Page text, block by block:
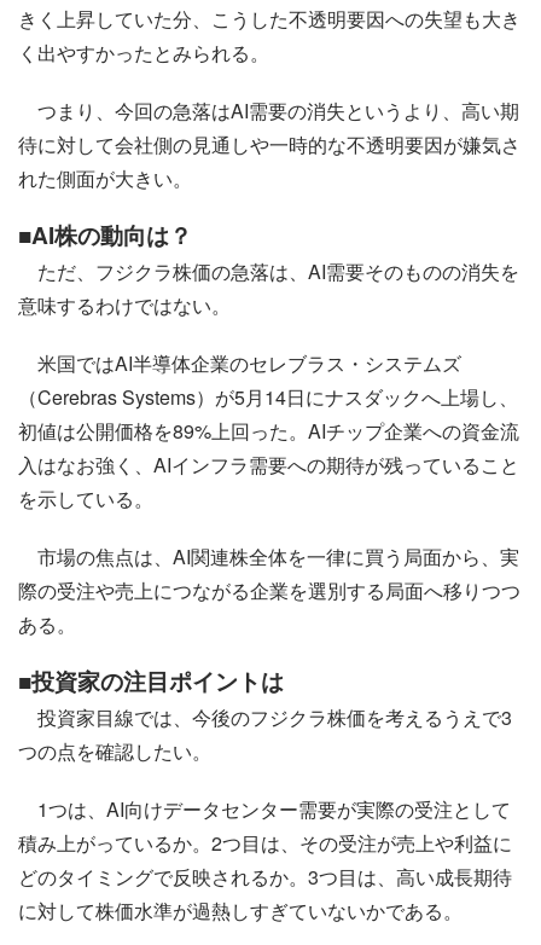
きく上昇していた分、こうした不透明要因への失望も大き
く出やすかったとみられる。
つまり、今回の急落はAI需要の消失というより、高い期
待に対して会社側の見通しや一時的な不透明要因が嫌気さ
れた側面が大きい。
■AI株の動向は？
ただ、フジクラ株価の急落は、AI需要そのものの消失を
意味するわけではない。
米国ではAI半導体企業のセレブラス・システムズ
（Cerebras Systems）が5月14日にナスダックへ上場し、
初値は公開価格を89%上回った。AIチップ企業への資金流
入はなお強く、AIインフラ需要への期待が残っていること
を示している。
市場の焦点は、AI関連株全体を一律に買う局面から、実
際の受注や売上につながる企業を選別する局面へ移りつつ
ある。
■投資家の注目ポイントは
投資家目線では、今後のフジクラ株価を考えるうえで3
つの点を確認したい。
1つは、AI向けデータセンター需要が実際の受注として
積み上がっているか。2つ目は、その受注が売上や利益に
どのタイミングで反映されるか。3つ目は、高い成長期待
に対して株価水準が過熱しすぎていないかである。